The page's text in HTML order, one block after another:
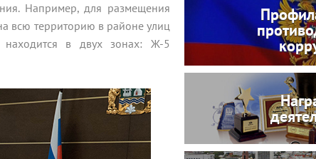
Например, для размещения
всю территорию в районе улиц
находится в двух зонах: Ж-5